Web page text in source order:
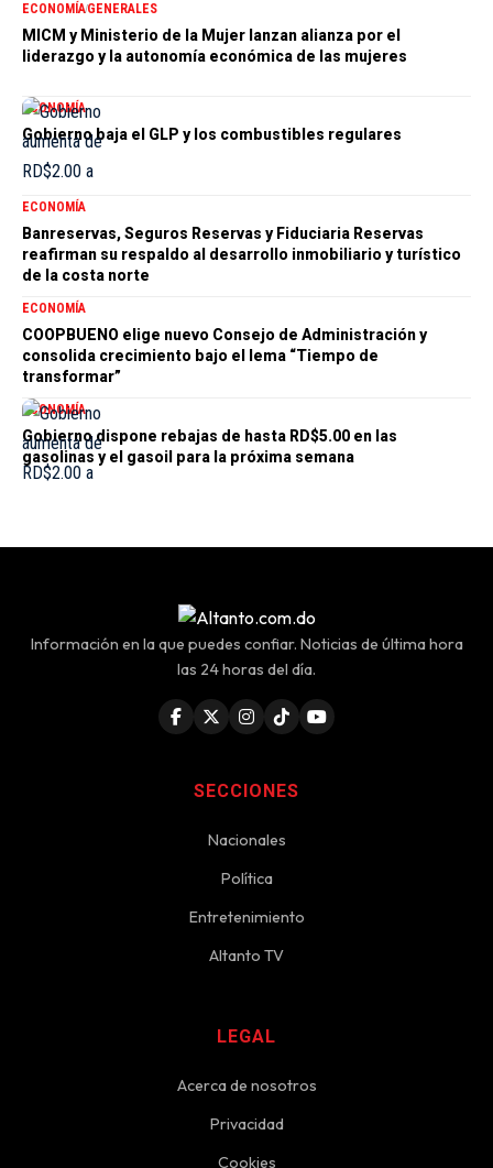
ECONOMÍAGENERALES
MICM y Ministerio de la Mujer lanzan alianza por el
liderazgo y la autonomía económica de las mujeres
ECONOMÍA
Gobierno baja el GLP y los combustibles regulares
ECONOMÍA
Banreservas, Seguros Reservas y Fiduciaria Reservas
reafirman su respaldo al desarrollo inmobiliario y turístico
de la costa norte
ECONOMÍA
COOPBUENO elige nuevo Consejo de Administración y
consolida crecimiento bajo el lema “Tiempo de
transformar”
ECONOMÍA
Gobierno dispone rebajas de hasta RD$5.00 en las
gasolinas y el gasoil para la próxima semana
Información en la que puedes confiar. Noticias de última hora
las 24 horas del día.
SECCIONES
Nacionales
Política
Entretenimiento
Altanto TV
LEGAL
Acerca de nosotros
Privacidad
Cookies